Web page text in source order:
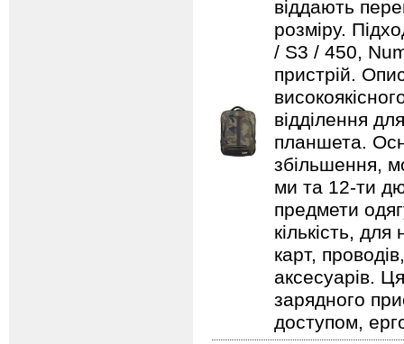
віддають
розміру.
/ S3 / 450,
пристрій.
відділення
планшета.
збільшення,
ми та 12-ти
предмети
кількість,
карт,
аксесуарів.
зарядного
доступом,